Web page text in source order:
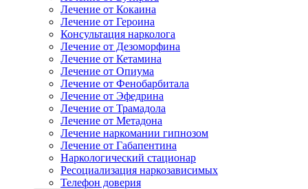
Лечение от Кокаина
Лечение от Героина
Консультация нарколога
Лечение от Дезоморфина
Лечение от Кетамина
Лечение от Опиума
Лечение от Фенобарбитала
Лечение от Эфедрина
Лечение от Трамадола
Лечение от Метадона
Лечение наркомании гипнозом
Лечение от Габапентина
Наркологический стационар
Ресоциализация наркозависимых
Телефон доверия